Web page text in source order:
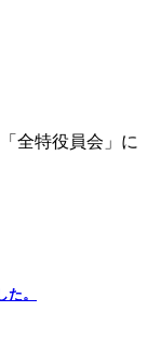
全特役員会」に
。